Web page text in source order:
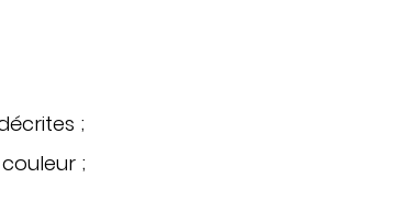
;
;